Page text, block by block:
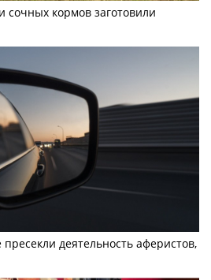
сочных кормов заготовили
деятельность аферистов,